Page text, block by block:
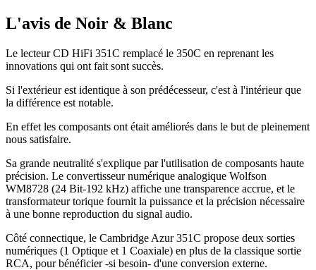
L'avis de Noir & Blanc
Le lecteur CD HiFi 351C remplacé le 350C en reprenant les
innovations qui ont fait sont succès.
Si l'extérieur est identique à son prédécesseur, c'est à l'intérieur que
la différence est notable.
En effet les composants ont était améliorés dans le but de pleinement
nous satisfaire.
Sa grande neutralité s'explique par l'utilisation de composants haute
précision. Le convertisseur numérique analogique Wolfson
WM8728 (24 Bit-192 kHz) affiche une transparence accrue, et le
transformateur torique fournit la puissance et la précision nécessaire
à une bonne reproduction du signal audio.
Côté connectique, le Cambridge Azur 351C propose deux sorties
numériques (1 Optique et 1 Coaxiale) en plus de la classique sortie
RCA, pour bénéficier -si besoin- d'une conversion externe.